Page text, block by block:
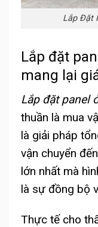
Lắp Đặt
Lắp đặt
mang lại
Lắp đặt panel
thuần là mua
là giải pháp
vận chuyển
lớn nhất mà
là sự đồng bộ
Thực tế cho